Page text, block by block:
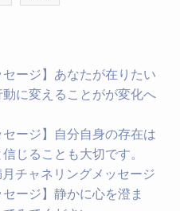
セージ】あなたが在りたい
に変えることがが変化へ
セージ】自分自身の存在は
じることも大切です。
チャネリングメッセージ
ージ】静かに心を澄ま